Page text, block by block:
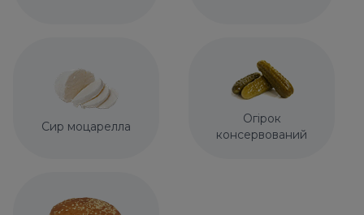
Сир моцарелла
Огірок
консервований